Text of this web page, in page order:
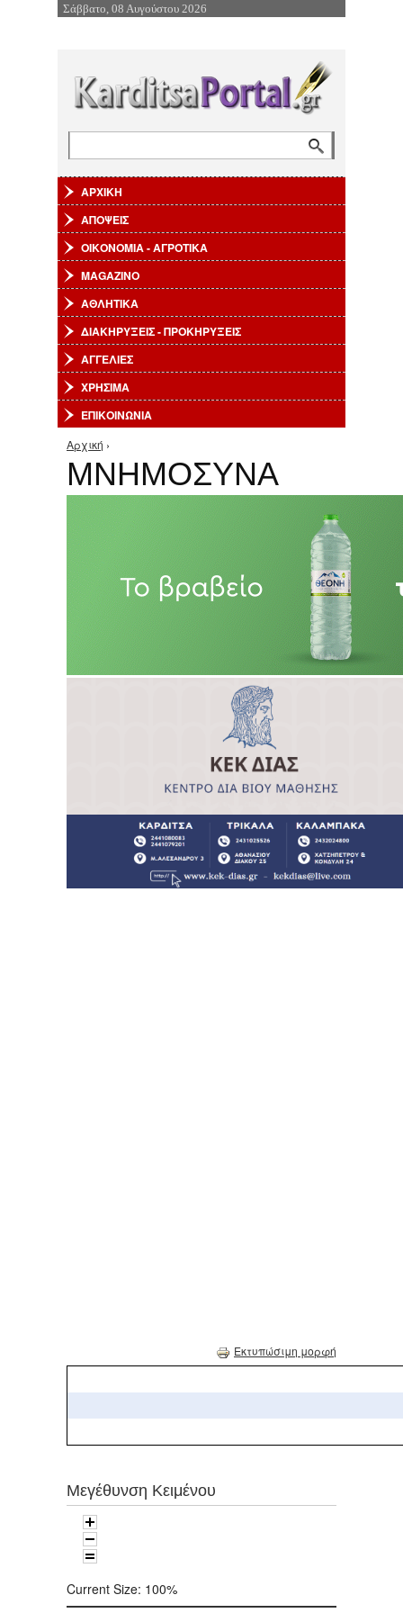
Επιστροφή στην Πλοήγηση
Σάββατο, 08 Αυγούστου 2026
ΑΡΧΙΚΗ
ΑΠΟΨΕΙΣ
ΟΙΚΟΝΟΜΙΑ - ΑΓΡΟΤΙΚΑ
MAGAZINO
ΑΘΛΗΤΙΚΑ
ΔΙΑΚΗΡΥΞΕΙΣ - ΠΡΟΚΗΡΥΞΕΙΣ
ΑΓΓΕΛΙΕΣ
ΧΡΗΣΙΜΑ
ΕΠΙΚΟΙΝΩΝΙΑ
Είστε εδώ
Αρχική ›
ΜΝΗΜΟΣΥΝΑ
Εκτυπώσιμη μορφή
Μεγέθυνση Κειμένου
Current Size: 100%